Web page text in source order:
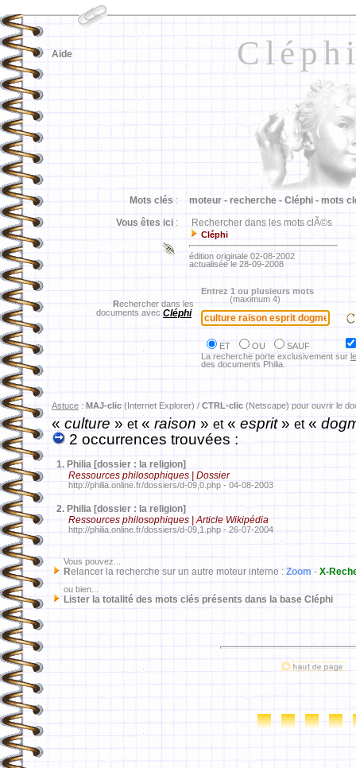
Aide
Mots clés : moteur - recherche - Cléphi - mots
Vous êtes ici : Rechercher dans les mots clÃ©s
Cléphi
édition originale 02-08-2002
actualisée le 28-09-2008
Rechercher dans les
documents avec Cléphi
Entrez 1 ou plusieurs mots
(maximum 4)
ET OU
SAUF
La recherche porte exclusivement sur
des documents Philia.
Astuce : MAJ-clic (Internet Explorer) / CTRL-clic (Netscape) pour ouvrir le
«culture» et« raison » et« esprit» et«
2 occurrences trouvées :
1. Philia [dossier : la religion]
Ressources philosophiques | Dossier
http://philia.online.fr/dossiers/d-09,0.php - 04-08-2003
2. Philia [dossier : la religion]
Ressources philosophiques | Article Wikipédia
http://philia.online.fr/dossiers/d-09,1.php - 26-07-2004
Vous pouvez...
Relancer la recherche sur un autre moteur interne : Zoom - X-
ou bien...
Lister la totalité des mots clés présents dans la base Cléphi